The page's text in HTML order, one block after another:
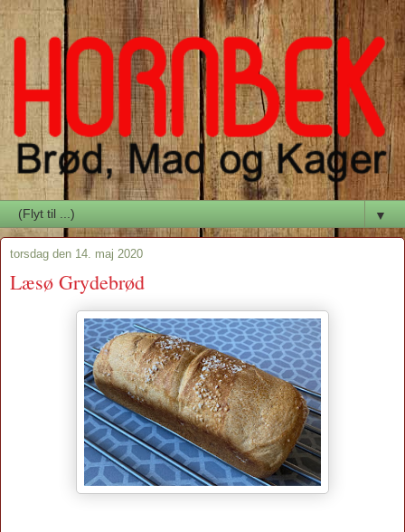
▼
torsdag den 14. maj 2020
Læsø Grydebrød